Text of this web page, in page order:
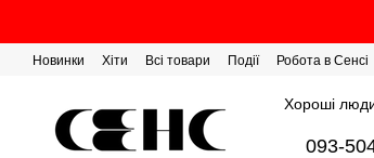
Новинки Хіти Всі товари Події Робота в Сенсі
Хороші
093-